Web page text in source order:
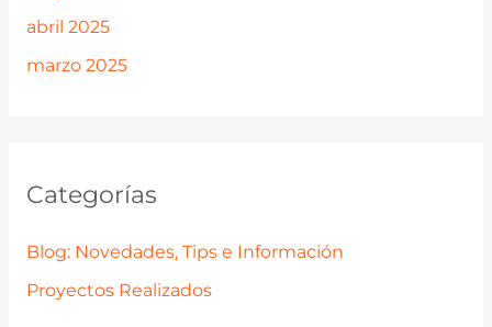
abril 2025
marzo 2025
Categorías
Blog: Novedades, Tips e Información
Proyectos Realizados